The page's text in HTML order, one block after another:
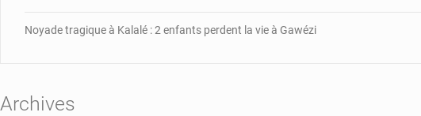
Noyade tragique à Kalalé : 2 enfants perdent la vie à Gawézi
Archives